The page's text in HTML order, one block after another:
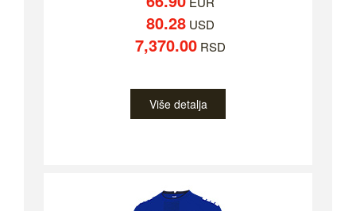
80.28USD
7,370.00RSD
Više detalja